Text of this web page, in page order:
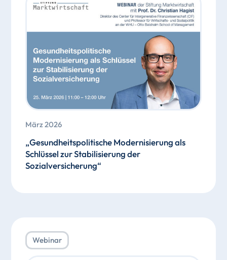
März 2026
„Gesundheitspolitische Modernisierung als
Schlüssel zur Stabilisierung der
Sozialversicherung“
Webinar